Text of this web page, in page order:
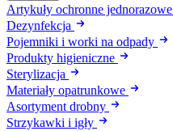
Artykuły ochronne jednorazowe
Dezynfekcja
Pojemniki i worki na odpady
Produkty higieniczne
Sterylizacja
Materiały opatrunkowe
Asortyment drobny
Strzykawki i igły